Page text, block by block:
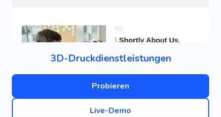
3D-Druckdienstleistungen
Probieren
Live-Demo